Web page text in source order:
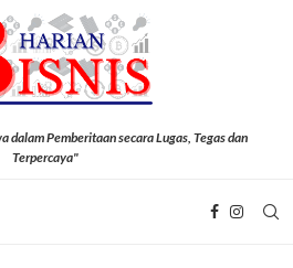
dalam Pemberitaan secara Lugas, Tegas dan
Terpercaya"